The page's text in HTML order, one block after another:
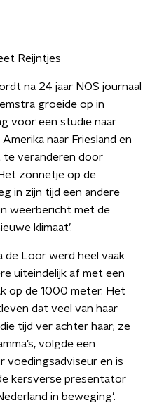
Reijntjes
na 24 jaar NOS journaal
groeide op in
voor een studie naar
naar Friesland en
te veranderen door
zonnetje op de
in zijn tijd een andere
weerbericht met de
klimaat’.
de Loor werd heel vaak
uiteindelijk af met een
op de 1000 meter. Het
dat veel van haar
tijd ver achter haar; ze
volgde een
voedingsadviseur en is
kersverse presentator
in beweging’.